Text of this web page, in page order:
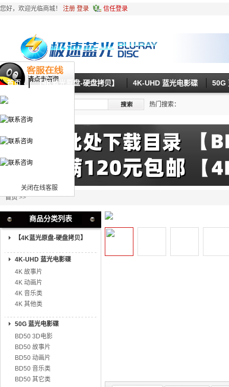
关闭在线客服
您好，欢迎光临商城！ 注册 登录 信任登录
首页 【4K蓝光原盘-硬盘拷贝】 4K-UHD 蓝光电影碟 50G
热门搜索：
首页>>
商品分类列表
【4K蓝光原盘-硬盘拷贝】
4K-UHD 蓝光电影碟
4K 故事片
4K 动画片
4K 音乐类
4K 其他类
50G 蓝光电影碟
BD50 3D电影
BD50 故事片
BD50 动画片
BD50 音乐类
BD50 其它类